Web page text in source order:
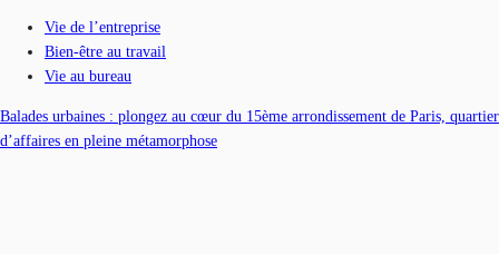
Vie de l’entreprise
Bien-être au travail
Vie au bureau
Balades urbaines : plongez au cœur du 15ème arrondissement de Paris, quartier
d’affaires en pleine métamorphose